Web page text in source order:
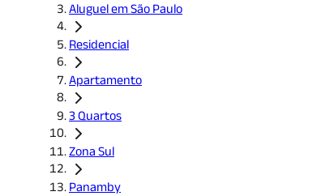
Aluguel em São Paulo
Residencial
Apartamento
3 Quartos
Zona Sul
Panamby